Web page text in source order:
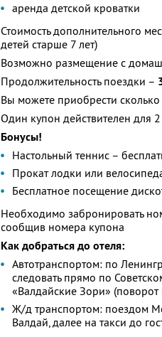
аренда детской кроватки
Стоимость дополнительного
детей старше 7 лет)
Возможно размещение с
Продолжительность поездки –
Вы можете приобрести
Один купон действителен для
Бонусы!
Настольный теннис –
Прокат лодки или
Бесплатное посещение
Необходимо забронировать
сообщив номера купона
Как добраться до отеля:
Автотранспортом: по
следовать прямо по
«Валдайские Зори»
Ж/д транспортом: поездом
Валдай, далее на такси до